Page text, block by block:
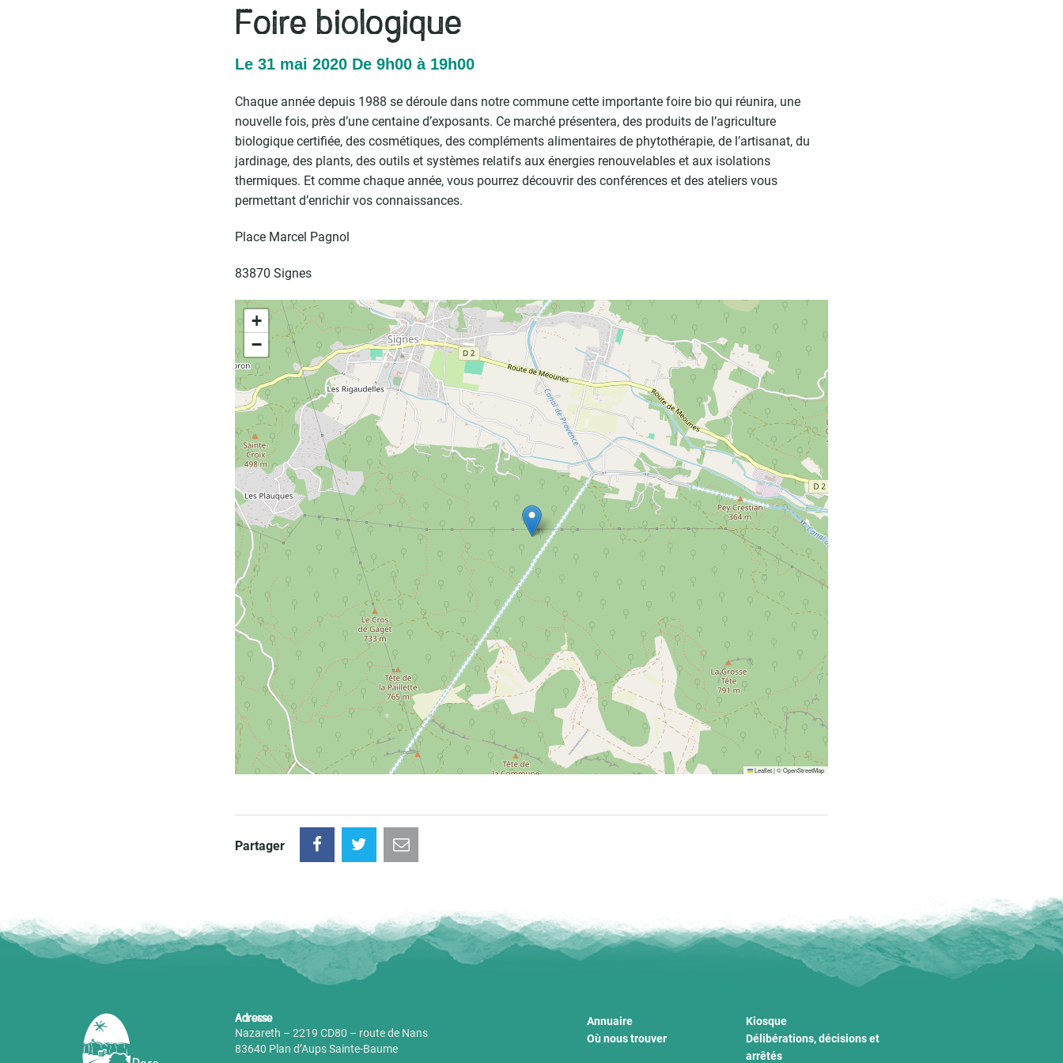
Foire biologique
Le 31 mai 2020 De 9h00 à 19h00
Chaque année depuis 1988 se déroule dans notre commune cette importante foire bio qui réunira, une
nouvelle fois, près d’une centaine d’exposants. Ce marché présentera, des produits de l’agriculture
biologique certifiée, des cosmétiques, des compléments alimentaires de phytothérapie, de l’artisanat, du
jardinage, des plants, des outils et systèmes relatifs aux énergies renouvelables et aux isolations
thermiques. Et comme chaque année, vous pourrez découvrir des conférences et des ateliers vous
permettant d’enrichir vos connaissances.
Place Marcel Pagnol
83870 Signes
+
−
Leaflet|©OpenStreetMap
Partager
Adresse
Nazareth – 2219 CD80 – route de Nans
83640 Plan d’Aups Sainte-Baume
Annuaire
Kiosque
Où nous trouver
Délibérations, décisions et
arrêtés